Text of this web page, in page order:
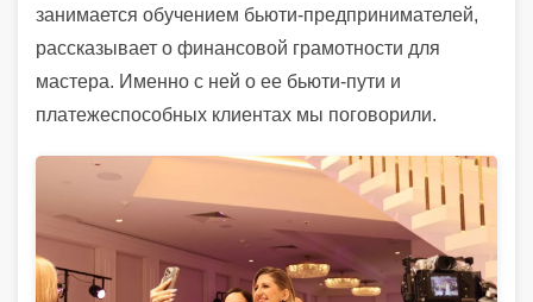
занимается обучением бьюти-предпринимателей,
рассказывает о финансовой грамотности для
мастера. Именно с ней о ее бьюти-пути и
платежеспособных клиентах мы поговорили.